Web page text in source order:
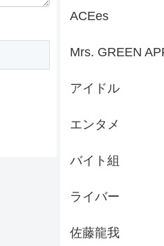
ACEes
Mrs. GREEN
アイドル
エンタメ
バイト組
ライバー
佐藤龍我